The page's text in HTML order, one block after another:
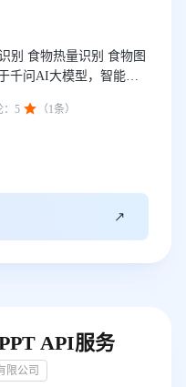
别 食物热量识别 食物图
千问AI大模型，智能识
5  （1条）

API服务
限公司